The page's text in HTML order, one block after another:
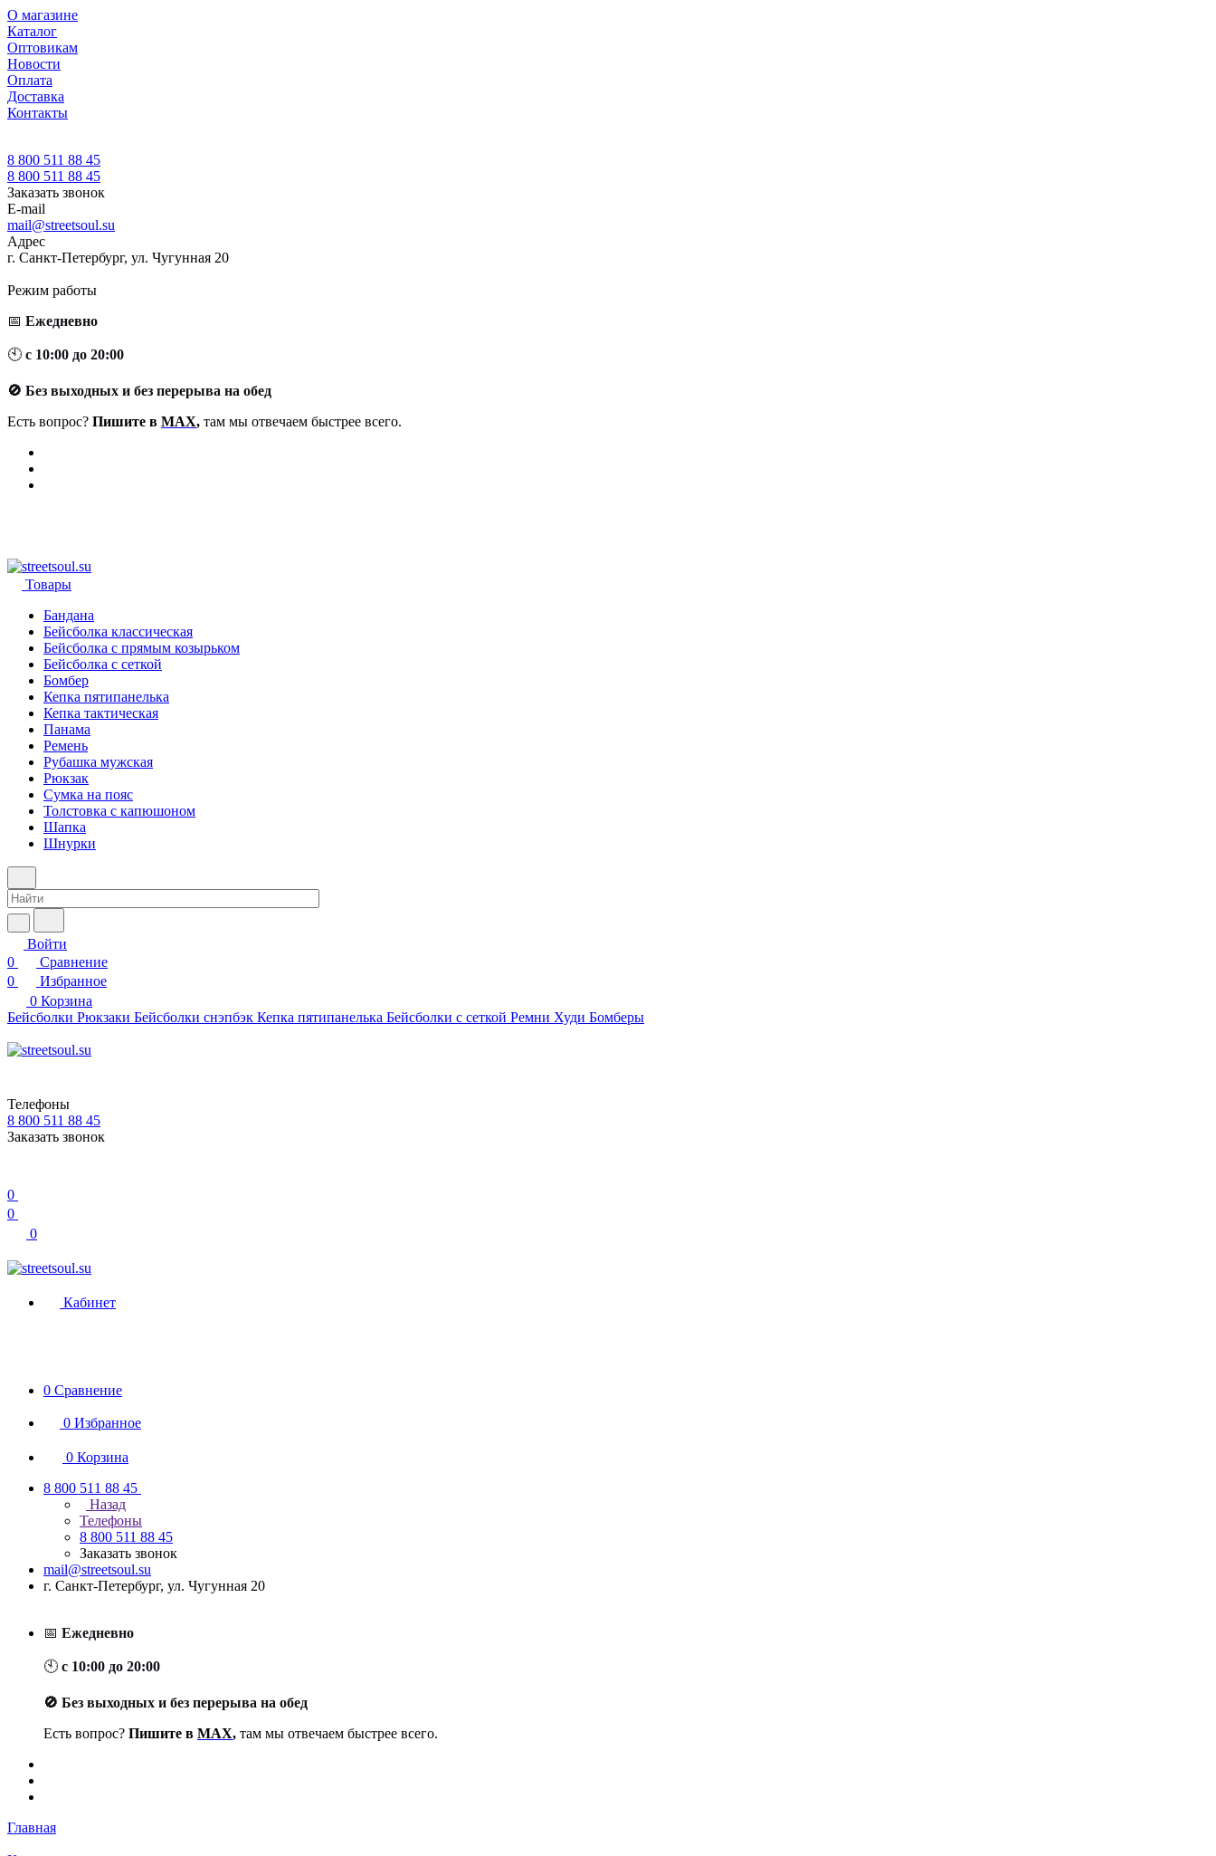
О магазине
Каталог
Оптовикам
Новости
Оплата
Доставка
Контакты
8 800 511 88 45
8 800 511 88 45
Заказать звонок
E-mail
mail@streetsoul.su
Адрес
г. Санкт-Петербург, ул. Чугунная 20
Режим работы
📅 Ежедневно
🕙 с 10:00 до 20:00
🚫 Без выходных и без перерыва на обед
Есть вопрос? Пишите в MAX, там мы отвечаем быстрее всего.
Товары
Бандана
Бейсболка классическая
Бейсболка с прямым козырьком
Бейсболка с сеткой
Бомбер
Кепка пятипанелька
Кепка тактическая
Панама
Ремень
Рубашка мужская
Рюкзак
Сумка на пояс
Толстовка с капюшоном
Шапка
Шнурки
Войти
0
Сравнение
0
Избранное
0 Корзина
Бейсболки Рюкзаки Бейсболки снэпбэк Кепка пятипанелька Бейсболки с сеткой Ремни Худи Бомберы
Телефоны
8 800 511 88 45
Заказать звонок
0
0
0
Кабинет
0 Сравнение
0 Избранное
0 Корзина
8 800 511 88 45
Назад
Телефоны
8 800 511 88 45
Заказать звонок
mail@streetsoul.su
г. Санкт-Петербург, ул. Чугунная 20
📅 Ежедневно
🕙 с 10:00 до 20:00
🚫 Без выходных и без перерыва на обед
Есть вопрос? Пишите в MAX, там мы отвечаем быстрее всего.
Главная